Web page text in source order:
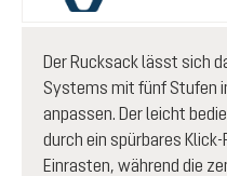
Der Rucksack lässt sich
Systems mit fünf Stufen
anpassen. Der leicht
durch ein spürbares
Einrasten, während die